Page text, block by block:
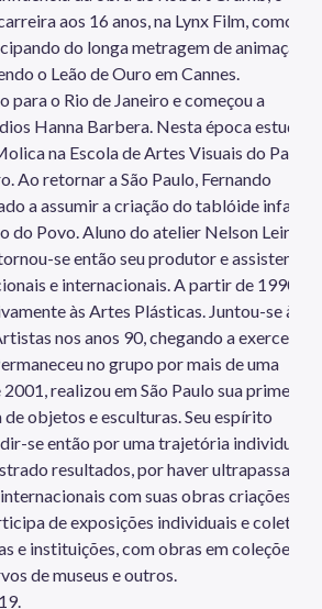
aos 16 anos, na Lynx Film, como
do longa metragem de animação
o Leão de Ouro em Cannes.
para o Rio de Janeiro e começou a
Hanna Barbera. Nesta época estudou
na Escola de Artes Visuais do Parque
Ao retornar a São Paulo, Fernando
a assumir a criação do tablóide infantil
do Povo. Aluno do atelier Nelson Leirner,
se então seu produtor e assistente
e internacionais. A partir de 1990,
às Artes Plásticas. Juntou-se à
nos anos 90, chegando a exercer o
no grupo por mais de uma
realizou em São Paulo sua primeira
objetos e esculturas. Seu espírito
se então por uma trajetória individual, a
resultados, por haver ultrapassado
com suas obras criações. A
de exposições individuais e coletivas
e instituições, com obras em coleções
de museus e outros.